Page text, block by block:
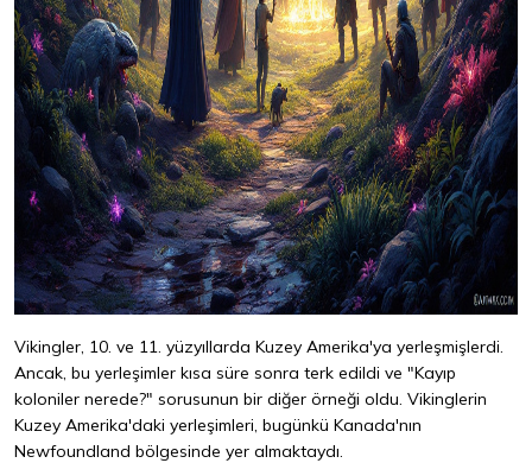
Vikingler, 10. ve 11. yüzyıllarda Kuzey Amerika'ya yerleşmişlerdi.
Ancak, bu yerleşimler kısa süre sonra terk edildi ve "Kayıp
koloniler nerede?" sorusunun bir diğer örneği oldu. Vikinglerin
Kuzey Amerika'daki yerleşimleri, bugünkü Kanada'nın
Newfoundland bölgesinde yer almaktaydı.